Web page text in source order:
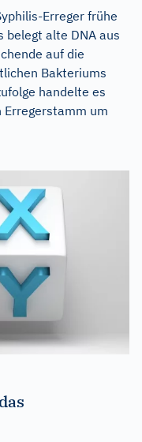
Erreger frühe
belegt alte DNA aus
auf die
Bakteriums
handelte es
um